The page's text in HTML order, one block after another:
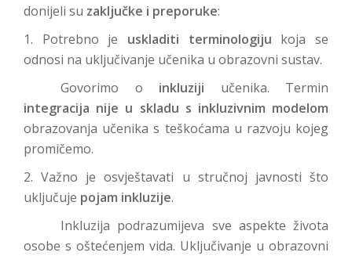
donijeli su zaključke i preporuke:
1. Potrebno je uskladiti terminologiju koja se
odnosi na uključivanje učenika u obrazovni sustav.
Govorimo o inkluziji učenika. Termin
integracija nije u skladu s inkluzivnim modelom
obrazovanja učenika s teškoćama u razvoju kojeg
promičemo.
2. Važno je osvještavati u stručnoj javnosti što
uključuje pojam inkluzije.
Inkluzija podrazumijeva sve aspekte života
osobe s oštećenjem vida. Uključivanje u obrazovni